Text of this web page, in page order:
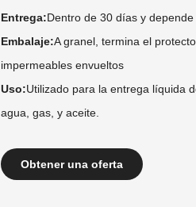
Entrega:Dentro de 30 días y
Embalaje:A granel, termina el
impermeables envueltos
Uso:Utilizado para la entrega líquida
agua, gas, y aceite.
Obtener una oferta